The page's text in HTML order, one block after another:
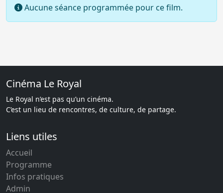
Aucune séance programmée pour ce film.
Cinéma Le Royal
Le Royal n’est pas qu’un cinéma.
C’est un lieu de rencontres, de culture, de partage.
Liens utiles
Accueil
Programme
Infos pratiques
Admin